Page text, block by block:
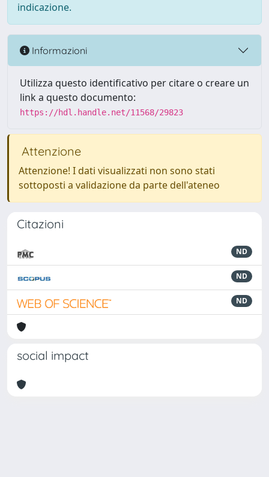
indicazione.
Informazioni
Utilizza questo identificativo per citare o creare un
link a questo documento:
https://hdl.handle.net/11568/29823
Attenzione
Attenzione! I dati visualizzati non sono stati
sottoposti a validazione da parte dell'ateneo
Citazioni
ND
ND
ND
social impact